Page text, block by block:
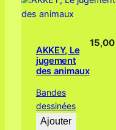
AKKEY, Le
jugement
des animaux
Bandes
dessinées
15,00
Ajouter